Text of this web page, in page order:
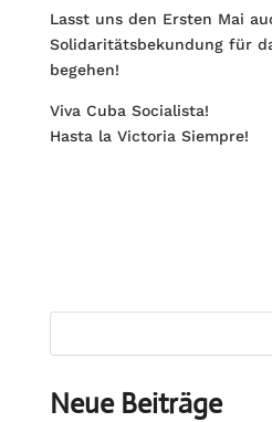
Lasst uns den Ersten Mai
Solidaritätsbekundung für
begehen!
Viva Cuba Socialista!
Hasta la Victoria Siempre!
Neue Beiträge